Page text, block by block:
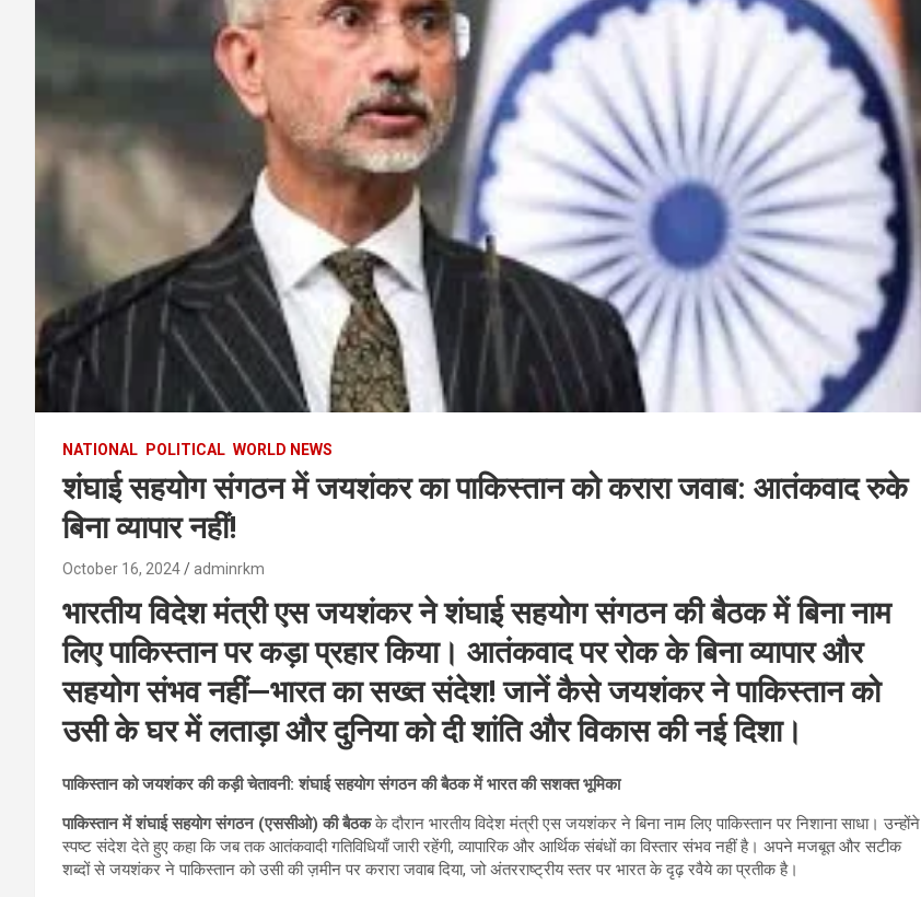
NATIONAL POLITICAL WORLD NEWS
शंघाई सहयोग संगठन में जयशंकर का पाकिस्तान को करारा जवाब: आतंकवाद रुके
बिना व्यापार नहीं!
October 16, 2024 adminrkm
भारतीय विदेश मंत्री एस जयशंकर ने शंघाई सहयोग संगठन की बैठक में बिना नाम
लिए पाकिस्तान पर कड़ा प्रहार किया। आतंकवाद पर रोक के बिना व्यापार और
सहयोग संभव नहीं—भारत का सख्त संदेश! जानें कैसे जयशंकर ने पाकिस्तान को
उसी के घर में लताड़ा और दुनिया को दी शांति और विकास की नई दिशा।
पाकिस्तान को जयशंकर की कड़ी चेतावनी: शंघाई सहयोग संगठन की बैठक में भारत की सशक्त भूमिका
पाकिस्तान में शंघाई सहयोग संगठन (एससीओ) की बैठकके दौरान भारतीय विदेश मंत्री एस जयशंकर ने बिना नाम लिए पाकिस्तान पर निशाना साधा। उन्होंने
स्पष्ट संदेश देते हुए कहा कि जब तक आतंकवादी गतिविधियाँ जारी रहेंगी, व्यापारिक और आर्थिक संबंधों का विस्तार संभव नहीं है। अपने मजबूत और सटीक
शब्दों से जयशंकर ने पाकिस्तान को उसी की ज़मीन पर करारा जवाब दिया, जो अंतरराष्ट्रीय स्तर पर भारत के दृढ़ रवैये का प्रतीक है।